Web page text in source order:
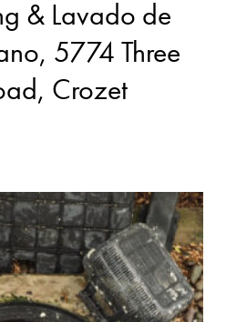
& Lavado de
5774 Three
Crozet